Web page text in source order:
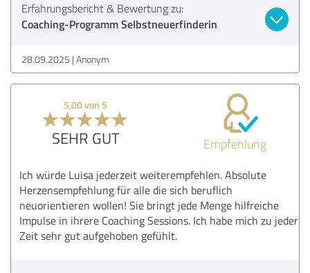
Erfahrungsbericht & Bewertung zu:
Coaching-Programm Selbstneuerfinderin
28.09.2025 Anonym
5,00 von 5
SEHR GUT Empfehlung
Ich würde Luisa jederzeit weiterempfehlen. Absolute
Herzensempfehlung für alle die sich beruflich
neuorientieren wollen! Sie bringt jede Menge hilfreiche
Impulse in ihrere Coaching Sessions. Ich habe mich zu jeder
Zeit sehr gut aufgehoben gefühlt.